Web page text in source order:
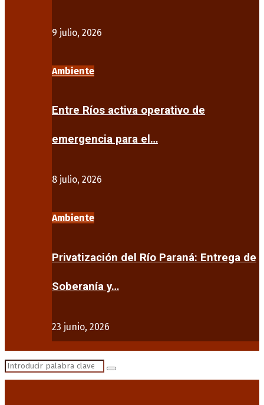
9 julio, 2026
Ambiente
Entre Ríos activa operativo de
emergencia para el…
8 julio, 2026
Ambiente
Privatización del Río Paraná: Entrega de
Soberanía y…
23 junio, 2026
Search
Search